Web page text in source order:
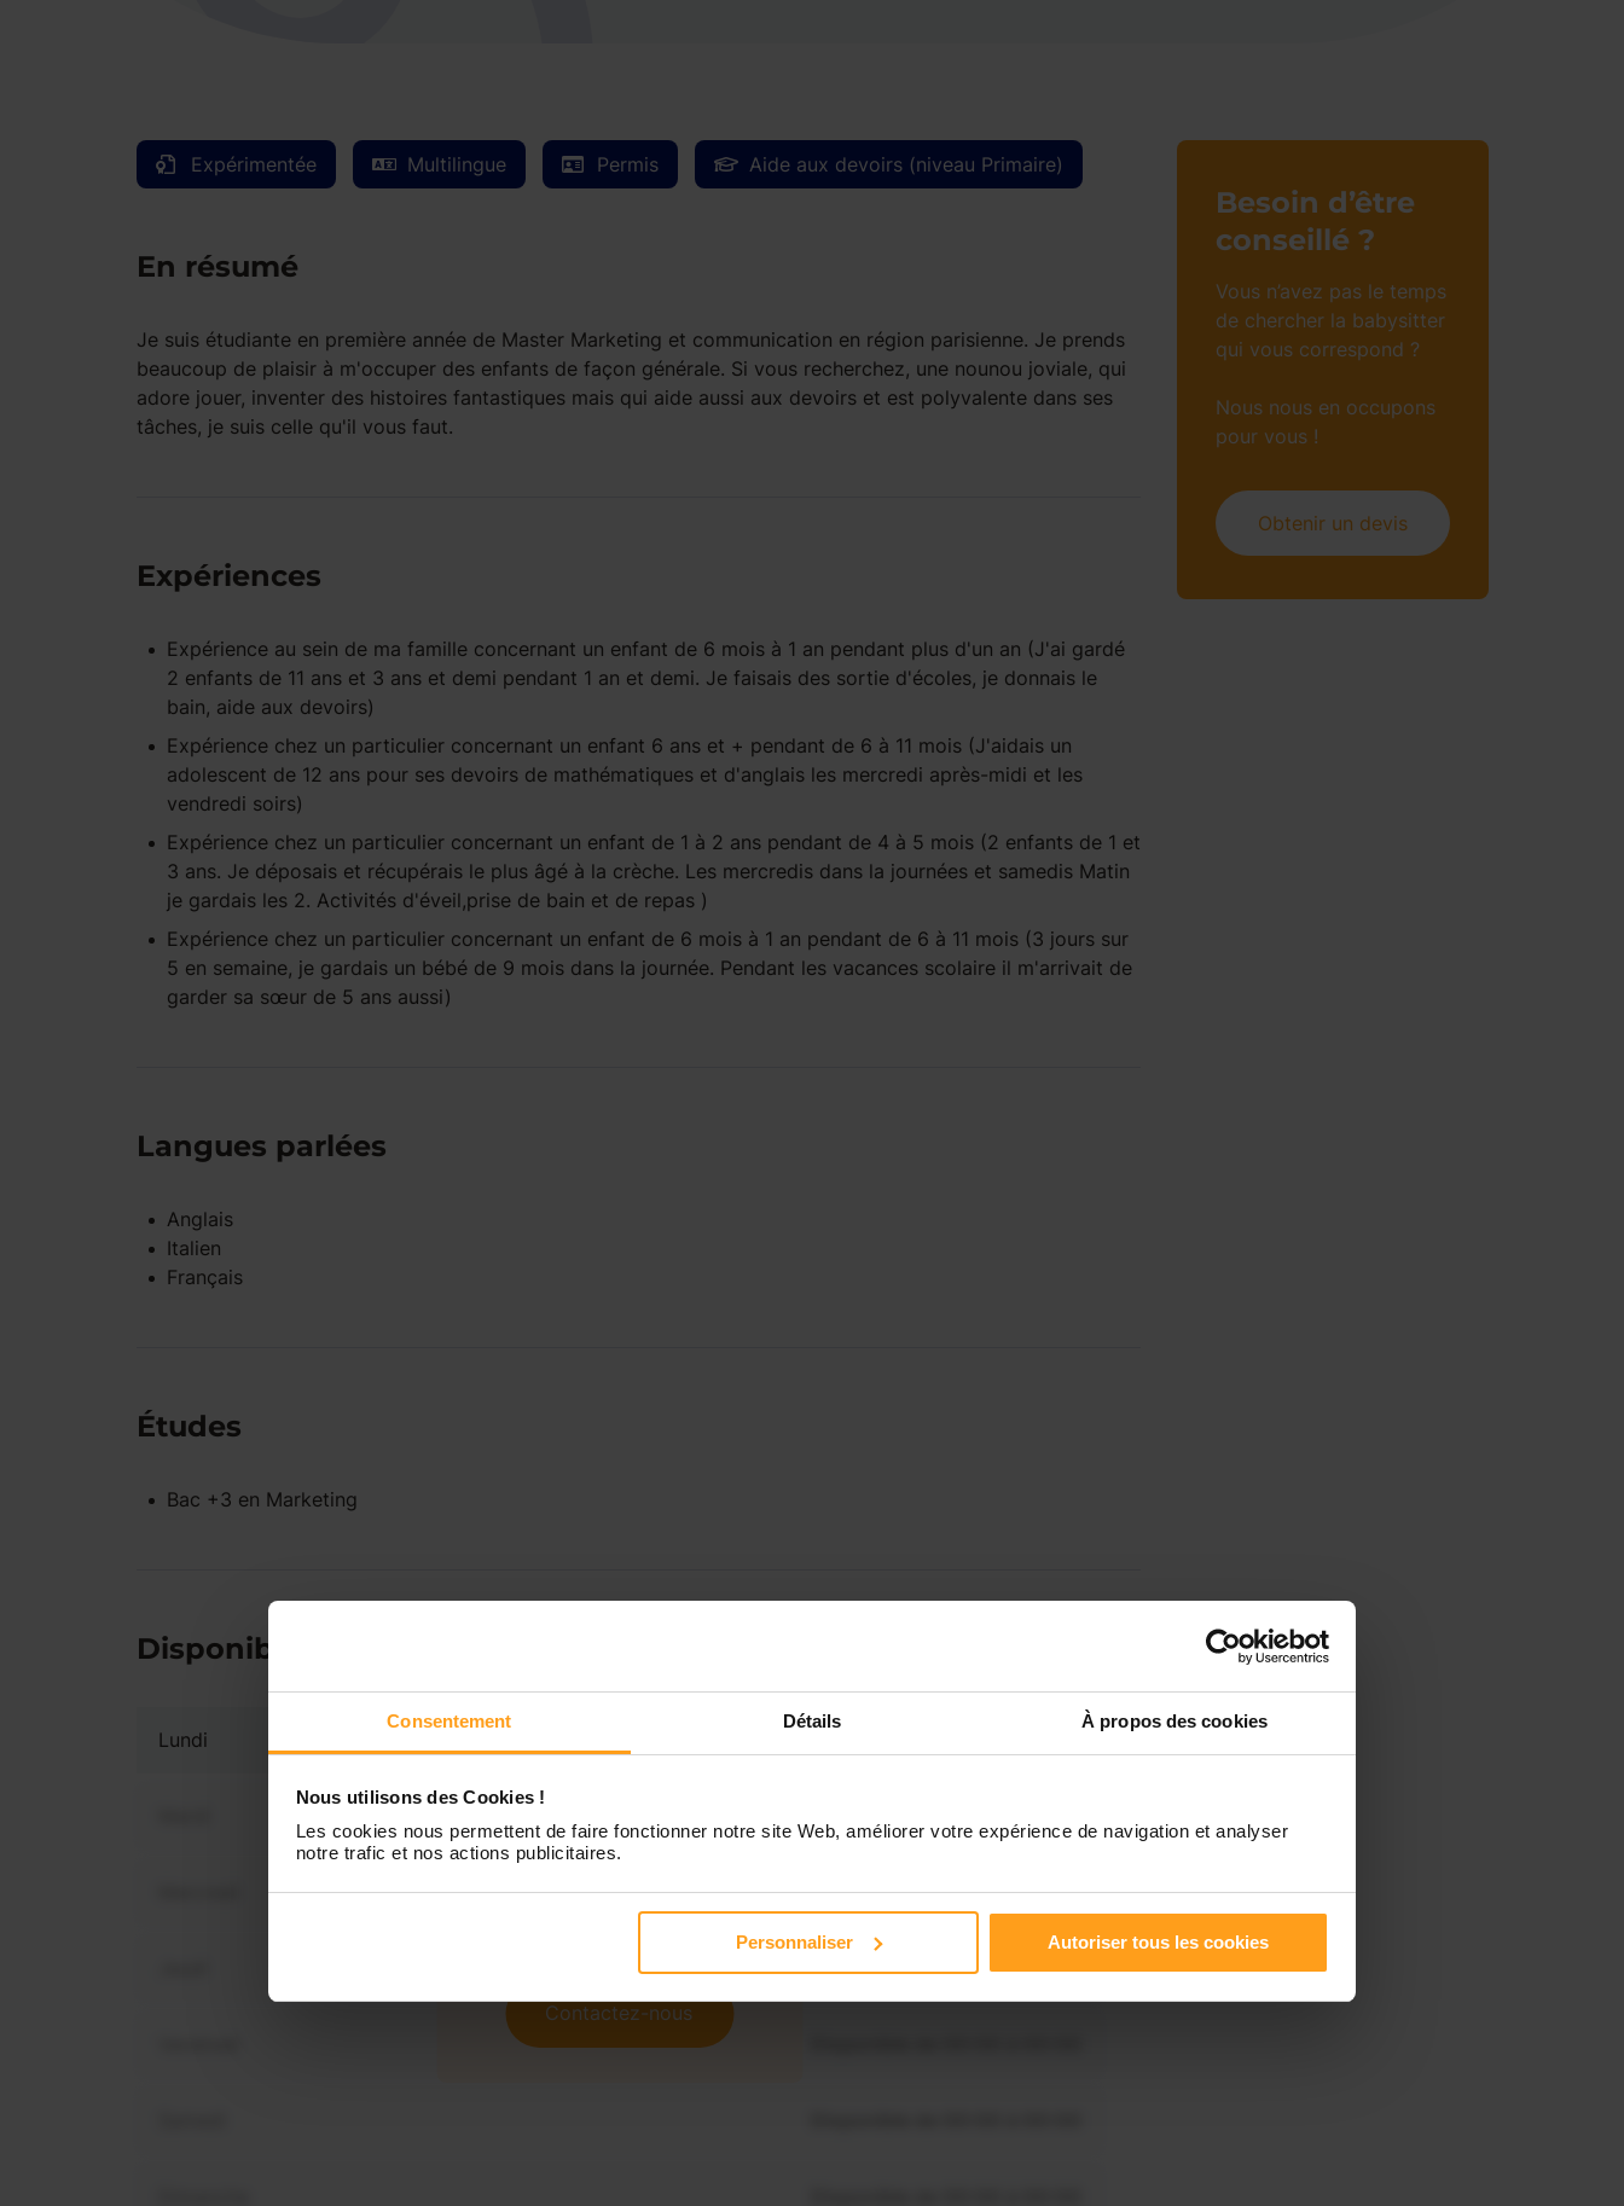
Consentement Détails À propos des cookies
Nous utilisons des Cookies !
Les cookies nous permettent de faire fonctionner notre site Web, améliorer votre expérience de navigation et analyser
notre trafic et nos actions publicitaires.
Personnaliser Autoriser tous les cookies
Expérimentée Multilingue Permis Aide aux devoirs (niveau Primaire)
En résumé
Je suis étudiante en première année de Master Marketing et communication en région parisienne. Je prends
beaucoup de plaisir à m'occuper des enfants de façon générale. Si vous recherchez, une nounou joviale, qui
adore jouer, inventer des histoires fantastiques mais qui aide aussi aux devoirs et est polyvalente dans ses
tâches, je suis celle qu'il vous faut.
Expériences
Expérience au sein de ma familleconcernant un enfant de 6 mois à 1 an pendant plus d'un an (J'ai gardé
2 enfants de 11 ans et 3 ans et demi pendant 1 an et demi. Je faisais des sortie d'écoles, je donnais le
bain, aide aux devoirs)
Expérience chez un particulierconcernant un enfant 6 ans et + pendant de 6 à 11 mois(J'aidais un
adolescent de 12 ans pour ses devoirs de mathématiques et d'anglais les mercredi après-midi et les
vendredi soirs)
Expérience chez un particulierconcernant un enfant de 1 à 2 anspendant de 4 à 5 mois(2 enfants de 1 et
3 ans. Je déposais et récupérais le plus âgé à la crèche. Les mercredis dans la journées et samedis Matin
je gardais les 2. Activités d'éveil,prise de bain et de repas )
Expérience chez un particulierconcernant un enfant de 6 mois à 1 an pendant de 6 à 11 mois(3 jours sur
5 en semaine, je gardais un bébé de 9 mois dans la journée. Pendant les vacances scolaire il m'arrivait de
garder sa sœur de 5 ans aussi)
Langues parlées
Anglais
Italien
Français
Études
Bac +3 en Marketing
Disponibilités
Lundi
Disponible de 00:00 à 00:30
Disponible de 00:00 à 00:00
Vous souhaitez connaître les
Contactez-nous
Besoin d’être
conseillé ?
Vous n’avez pas le temps
de chercher la babysitter
qui vous correspond ?
Nous nous en occupons
pour vous !
Obtenir un devis